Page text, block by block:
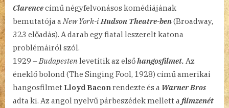
Clarencecímű négyfelvonásos komédiájának
bemutatója a New York-i Hudson Theatre-ben(Broadway,
323 előadás). A darab egy fiatal leszerelt katona
problémáiról szól.
1929 – Budapesten levetítik az elsőhangosfilmet. Az
éneklő bolond (The Singing Fool, 1928) című amerikai
hangosfilmet Lloyd Bacon rendezte és a Warner Bros
adta ki. Az angol nyelvű párbeszédek mellett a filmzenét